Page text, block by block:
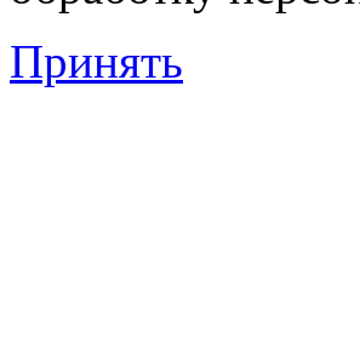
Принять